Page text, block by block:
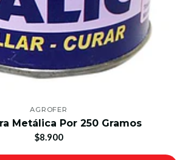
AGROFER
Metálica Por 250 Gramos
$8.900